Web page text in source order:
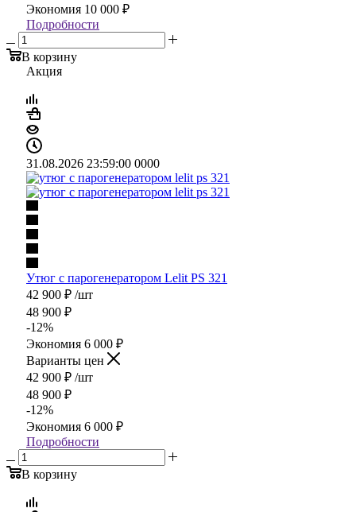
Экономия 10 000 ₽
Подробности
В корзину
Акция
31.08.2026 23:59:00 0000
Утюг с парогенератором Lelit PS 321
42 900 ₽ /шт
48 900 ₽
-12%
Экономия 6 000 ₽
Варианты цен
42 900 ₽ /шт
48 900 ₽
-12%
Экономия 6 000 ₽
Подробности
В корзину